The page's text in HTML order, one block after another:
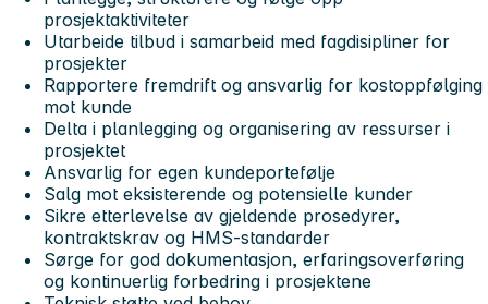
prosjektaktiviteter
Utarbeide tilbud i samarbeid med fagdisipliner for
prosjekter
Rapportere fremdrift og ansvarlig for kostoppfølging
mot kunde
Delta i planlegging og organisering av ressurser i
prosjektet
Ansvarlig for egen kundeportefølje
Salg mot eksisterende og potensielle kunder
Sikre etterlevelse av gjeldende prosedyrer,
kontraktskrav og HMS-standarder
Sørge for god dokumentasjon, erfaringsoverføring
og kontinuerlig forbedring i prosjektene